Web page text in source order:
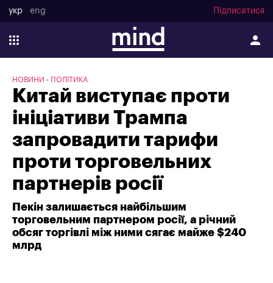
укр eng Підписатися
НОВИНИ ПОЛІТИКА
Китай виступає проти
ініціативи Трампа
запровадити тарифи
проти торговельних
партнерів росії
Пекін залишається найбільшим
торговельним партнером росії, а річний
обсяг торгівлі між ними сягає майже $240
млрд